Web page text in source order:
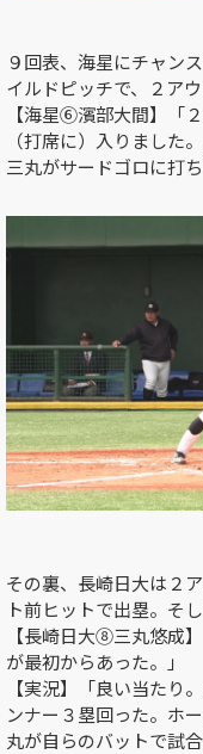
９回表、海星にチャン
イルドピッチで、２ア
【海星⑥濱部大間】「
（打席に）入りました。
三丸がサードゴロに打
その裏、長崎日大は２
ト前ヒットで出塁。そ
【長崎日大⑧三丸悠成
が最初からあった。」
【実況】「良い当たり
ンナー３塁回った。ホ
丸が自らのバットで試